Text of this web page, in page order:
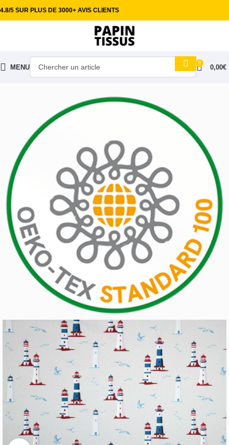
4.8/5 SUR PLUS DE 3000+ AVIS CLIENTS
MENU
0
0,00€